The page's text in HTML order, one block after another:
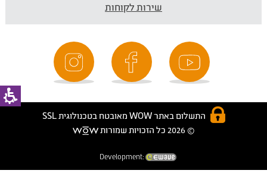
שירות לקוחות
התשלום באתר WOW מאובטח בטכנולוגית SSL
© 2026 כל הזכויות שמורות
Development: